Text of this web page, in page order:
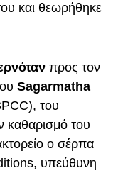
και θεωρήθηκε
προς τον
Sagarmatha
του
καθαρισμό του
ο σέρπα
υπεύθυνη